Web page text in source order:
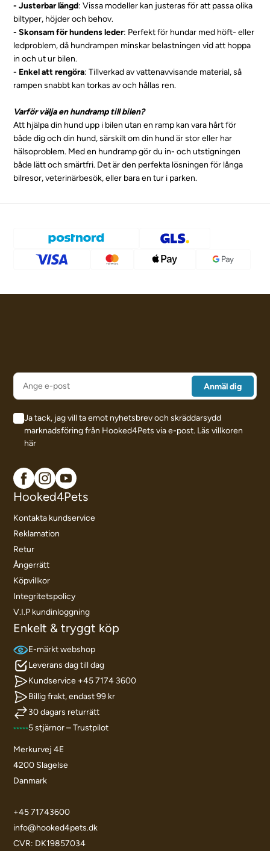
- Justerbar längd: Vissa modeller kan justeras för att passa olika
biltyper, höjder och behov.
- Skonsam för hundens leder: Perfekt för hundar med höft- eller
ledproblem, då hundrampen minskar belastningen vid att hoppa
in och ut ur bilen.
- Enkel att rengöra: Tillverkad av vattenavvisande material, så
rampen snabbt kan torkas av och hållas ren.
Varför välja en hundramp till bilen?
Att hjälpa din hund upp i bilen utan en ramp kan vara hårt för
både dig och din hund, särskilt om din hund är stor eller har
hälsoproblem. Med en hundramp gör du in- och utstigningen
både lätt och smärtfri. Det är den perfekta lösningen för långa
bilresor, veterinärbesök, eller bara en tur i parken.
Ja tack, jag vill ta emot nyhetsbrev och skräddarsydd
marknadsföring från Hooked4Pets via e-post. Läs villkoren
här
Hooked4Pets
Kontakta kundservice
Reklamation
Retur
Ångerrätt
Köpvillkor
Integritetspolicy
V.I.P kundinloggning
Enkelt & tryggt köp
E-märkt webshop
Leverans dag till dag
Kundservice +45 7174 3600
Billig frakt, endast 99 kr
30 dagars returrätt
5 stjärnor – Trustpilot
Merkurvej 4E
4200 Slagelse
Danmark
+45 71743600
info@hooked4pets.dk
CVR: DK19857034